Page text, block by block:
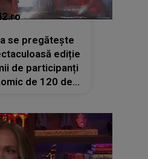
se pregătește
ediție
de participanți
de 120 de